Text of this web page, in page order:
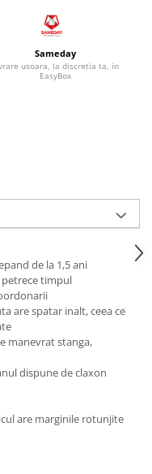
Sameday
usoara, la discretia ta, in
EasyBox
de la 1,5 ani
petrece timpul
are spatar inalt, ceea ce
manevrat stanga,
dispune de claxon
are marginile rotunjite